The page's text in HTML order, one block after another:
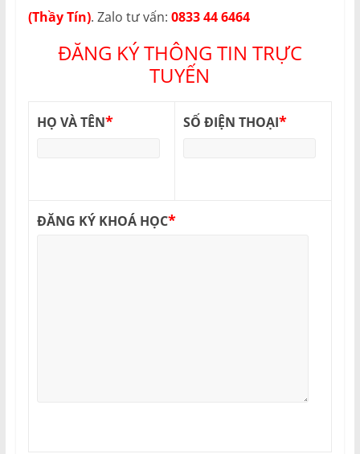
(Thầy Tín). Zalo tư vấn: 0833 44 6464
ĐĂNG KÝ THÔNG TIN TRỰC
TUYẾN
HỌ VÀ TÊN* SỐ ĐIỆN THOẠI*
ĐĂNG KÝ KHOÁ HỌC*